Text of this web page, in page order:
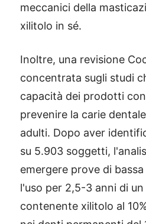
meccanici della
xilitolo in sé.
Inoltre, una revisione
concentrata sugli studi
capacità dei prodotti
prevenire la carie
adulti. Dopo aver
su 5.903 soggetti,
emergere prove di
l'uso per 2,5-3 anni di
contenente xilitolo al